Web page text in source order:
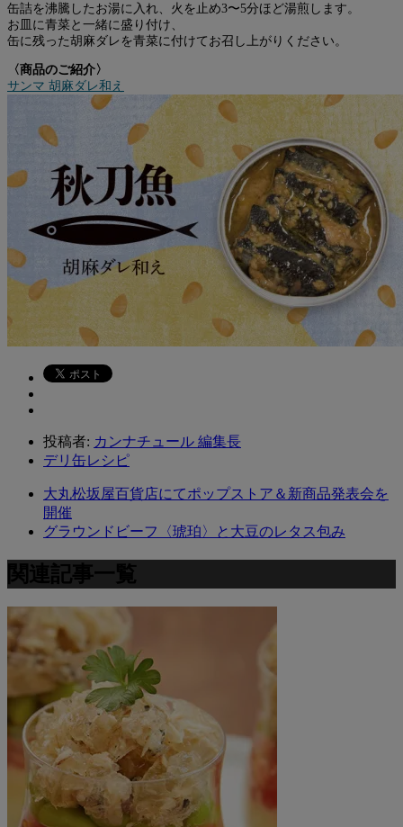
缶詰を沸騰したお湯に入れ、火を止め3〜5分ほど湯煎します。
お皿に青菜と一緒に盛り付け、
缶に残った胡麻ダレを青菜に付けてお召し上がりください。
〈商品のご紹介〉
サンマ 胡麻ダレ和え
投稿者: カンナチュール 編集長
デリ缶レシピ
大丸松坂屋百貨店にてポップストア＆新商品発表会を
開催
グラウンドビーフ〈琥珀〉と大豆のレタス包み
関連記事一覧